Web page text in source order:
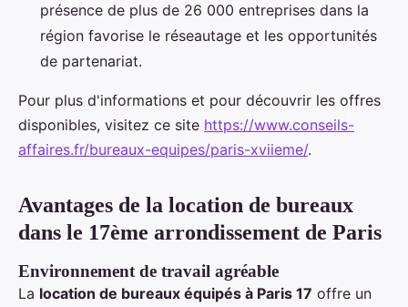
présence de plus de 26 000 entreprises dans la
région favorise le réseautage et les opportunités
de partenariat.
Pour plus d'informations et pour découvrir les offres
disponibles, visitez ce site https://www.conseils-
affaires.fr/bureaux-equipes/paris-xviieme/.
Avantages de la location de bureaux
dans le 17ème arrondissement de Paris
Environnement de travail agréable
La location de bureaux équipés à Paris 17 offre un